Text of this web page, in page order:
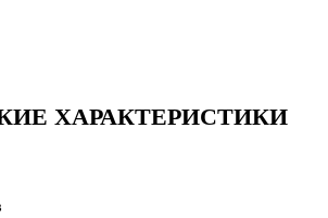
ХАРАКТЕРИСТИКИ